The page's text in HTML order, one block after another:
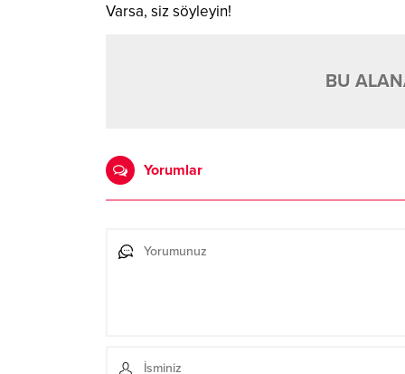
Varsa, siz söyleyin!
BU
Yorumlar